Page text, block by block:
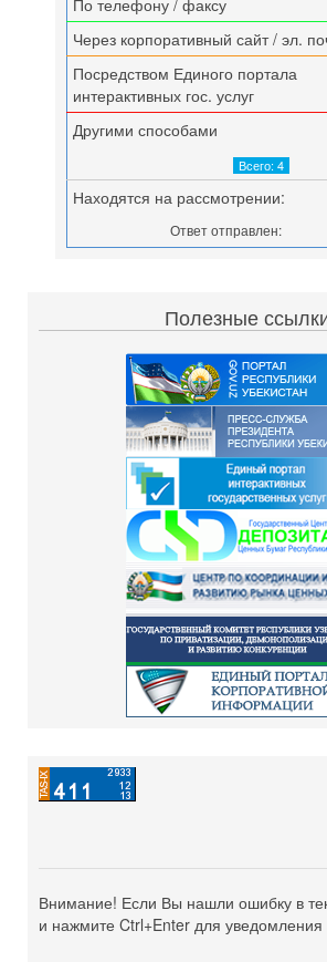
По телефону / факсу
Через корпоративный сайт / эл.
Посредством Единого портала
интерактивных гос. услуг
Другими способами
Всего: 4
Находятся на рассмотрении:
Ответ отправлен:
Полезные
Внимание! Если Вы нашли ошибку в
и нажмите Ctrl+Enter для